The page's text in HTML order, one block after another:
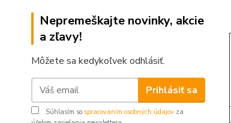
Nepremeškajte novinky, akcie
a zľavy!
Môžete sa kedykoľvek odhlásiť.
Prihlásiť sa
Súhlasím so spracovaním osobných údajov za